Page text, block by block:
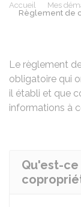
Accueil Mes
Règlement de
Le règlement
obligatoire qui
il établi et que
informations à
Qu'est-